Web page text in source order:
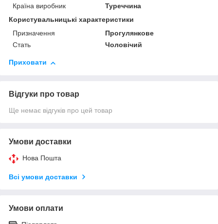
Країна виробник
Туреччина
Користувальницькі характеристики
Призначення
Прогулянкове
Стать
Чоловічий
Приховати
Відгуки про товар
Ще немає відгуків про цей товар
Умови доставки
Нова Пошта
Всі умови доставки
Умови оплати